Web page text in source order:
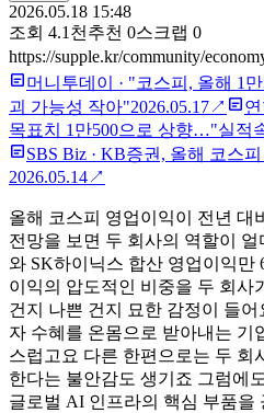
2026.05.18 15:48
조회 4.1천 추천 0스크랩 0
https://supple.kr/community/
머니투데이 · "코스피, 올해 1
괴 가능성 작아"2026.05.17↗
목표치 1만500으로 상향…"실적
SBS Biz · KB증권, 올해 코스
2026.05.14↗
올해 코스피 영업이익이 전년 대
전망을 보면 두 회사의 역할이
와 SK하이닉스 합산 영업이익만
이익의 압도적인 비중을 두 회사
건지 나쁜 건지 묘한 감정이 들
자 수혜를 온몸으로 받아내는 기
스럽고요 다른 한편으로는 두 회
한다는 불안감도 생기죠 그럼에
글로벌 AI 인프라의 핵심 부품을